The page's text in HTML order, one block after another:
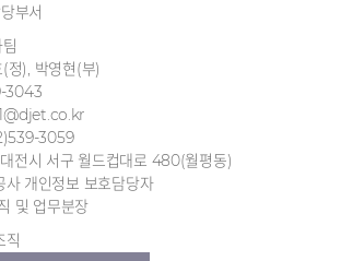
부서
정), 박영현(부)
3043
3059
전시 서구 월드컵대로 480(월평동)
사 개인정보 보호담당자
및 업무분장
직